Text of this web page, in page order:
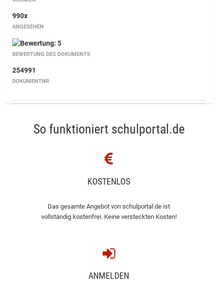
990x
ANGESEHEN
BEWERTUNG DES DOKUMENTS
254991
DOKUMENTNR
So funktioniert schulportal.de
KOSTENLOS
Das gesamte Angebot von schulportal.de ist
vollständig kostenfrei. Keine versteckten Kosten!
ANMELDEN